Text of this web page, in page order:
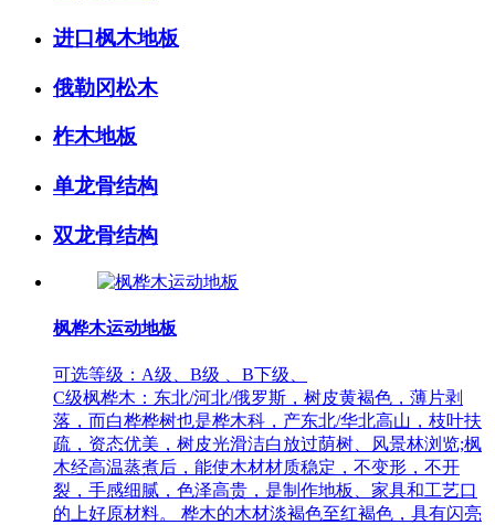
进口枫木地板
俄勒冈松木
柞木地板
单龙骨结构
双龙骨结构
枫桦木运动地板
可选等级：A级、B级 、B下级、
C级枫桦木：东北/河北/俄罗斯，树皮黄褐色，薄片剥
落，而白桦桦树也是桦木科，产东北/华北高山，枝叶扶
疏，资态优美，树皮光滑洁白放过荫树、风景林浏览;枫
木经高温蒸煮后，能使木材材质稳定，不变形，不开
裂，手感细腻，色泽高贵，是制作地板、家具和工艺口
的上好原材料。 桦木的木材淡褐色至红褐色，具有闪亮